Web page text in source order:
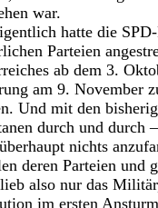
war.
hatte die
Parteien
ab dem 3.
am 9. November
Und mit den
durch und durch
nichts
deren Parteien und
also nur das
im ersten